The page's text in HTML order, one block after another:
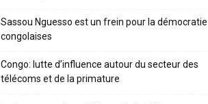
Sassou Nguesso est un frein pour la démocratie
congolaises
Congo: lutte d’influence autour du secteur des
télécoms et de la primature